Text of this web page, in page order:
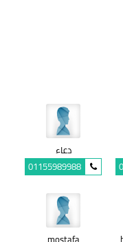
دعاء
01155989988